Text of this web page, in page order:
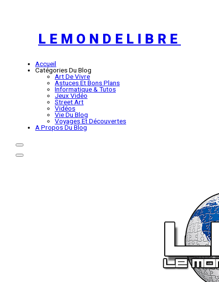
LEMONDELIBRE
Accueil
Catégories Du Blog
Art De Vivre
Astuces Et Bons Plans
Informatique & Tutos
Jeux Vidéo
Street Art
Vidéos
Vie Du Blog
Voyages Et Découvertes
A Propos Du Blog